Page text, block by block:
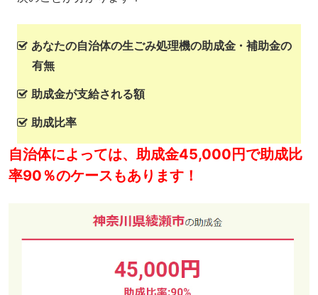
あなたの自治体の生ごみ処理機の助成金・補助金の
有無
助成金が支給される額
助成比率
自治体によっては、助成金45,000円で助成比
率90％のケースもあります！